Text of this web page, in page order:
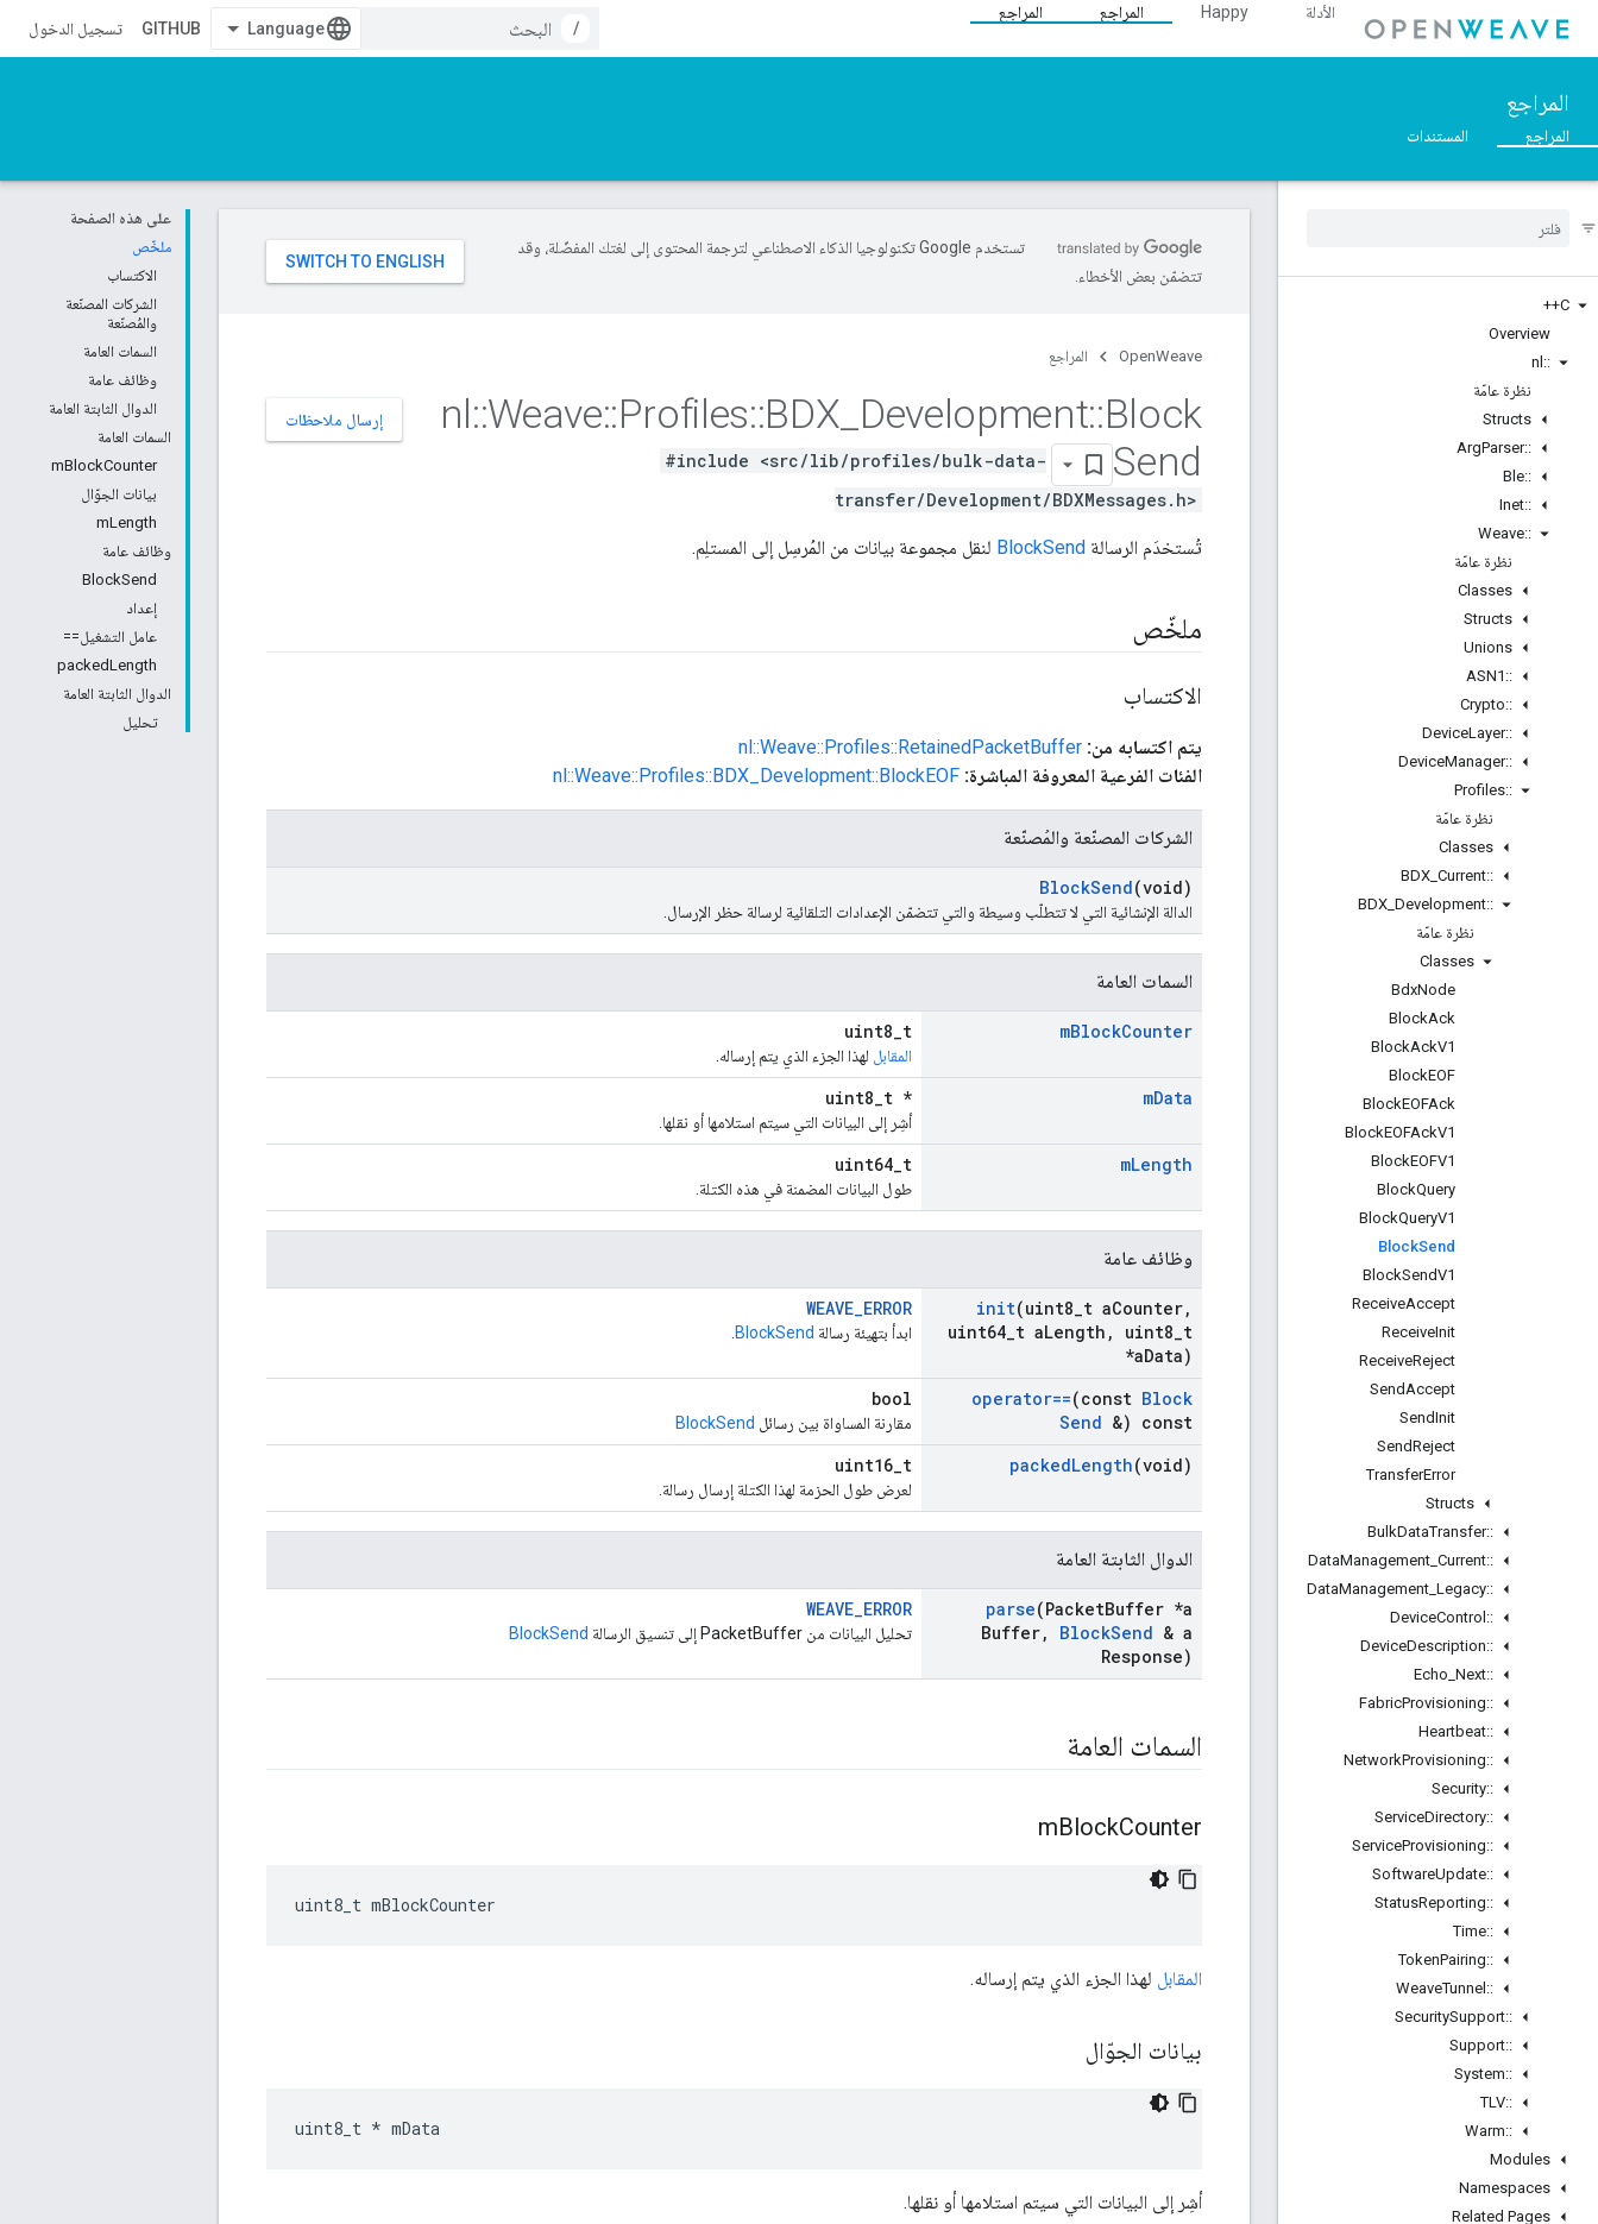
الأدلة Happy المراجع
المراجع
/
GITHUB تسجيل الدخول
المراجع
المراجع المستندات
C++
Overview
::
nl
نظرة عامّة
Structs
::
ArgParser
::
Ble
::
Inet
::
Weave
نظرة عامّة
Classes
Structs
Unions
::
ASN1
::
Crypto
::
DeviceLayer
::
DeviceManager
::
Profiles
نظرة عامّة
Classes
::
BDX Current
::
BDX Development
نظرة عامّة
Classes
BdxNode
BlockAck
BlockAckV1
BlockEOF
BlockEOFAck
BlockEOFAckV1
BlockEOFV1
BlockQuery
BlockQueryV1
BlockSend
BlockSendV1
ReceiveAccept
ReceiveInit
ReceiveReject
SendAccept
SendInit
SendReject
TransferError
Structs
::
BulkDataTransfer
::
DataManagement Current
::
DataManagement Legacy
::
DeviceControl
::
DeviceDescription
::
Echo Next
::
FabricProvisioning
::
Heartbeat
::
NetworkProvisioning
::
Security
::
ServiceDirectory
::
ServiceProvisioning
::
SoftwareUpdate
::
StatusReporting
::
Time
::
TokenPairing
::
WeaveTunnel
::
SecuritySupport
::
Support
::
System
::
TLV
::
Warm
Modules
Namespaces
Related Pages
على هذه الصفحة
ملخّص
الاكتساب
الشركات المصنّعة
والمُصنّعة
السمات العامة
وظائف عامة
الدوال الثابتة العامة
السمات العامة
mBlockCounter
بيانات الجوّال
mLength
وظائف عامة
BlockSend
إعداد
عامل التشغيل==
packedLength
الدوال الثابتة العامة
تحليل
تستخدم Google تكنولوجيا الذكاء الاصطناعي لترجمة المحتوى إلى لغتك المفضّلة، وقد
تتضمّن بعض الأخطاء.
OpenWeave المراجع
إرسال ملاحظات nl::Weave::Profiles::BDX Development::Block
Send
#include <src/lib/profiles/bulk-data-
transfer/Development/BDXMessages.h>
تُستخدَم الرسالة BlockSend لنقل مجموعة بيانات من المُرسِل إلى المستلِم.
ملخّص
الاكتساب
يتم اكتسابه من: nl::Weave::Profiles::RetainedPacketBuffer
الفئات الفرعية المعروفة المباشرة: nl::Weave::Profiles::BDX_Development::BlockEOF
الشركات المصنّعة والمُصنّعة
BlockSend(void)
الدالة الإنشائية التي لا تتطلّب وسيطة والتي تتضمّن الإعدادات التلقائية لرسالة حظر الإرسال.
السمات العامة
mBlockCounter
uint8_t
المقابل لهذا الجزء الذي يتم إرساله.
mData
uint8_t *
أشِر إلى البيانات التي سيتم استلامها أو نقلها.
mLength
uint64_t
طول البيانات المضمنة في هذه الكتلة.
وظائف عامة
init(uint8 t aCounter,
uint64 t aLength , uint8 t
*aData)
WEAVE_ERROR
ابدأ بتهيئة رسالة BlockSend
operator==(const Block
Send &) const
bool
مقارنة المساواة بين رسائل BlockSend
packedLength(void)
uint16_t
لعرض طول الحزمة لهذا الكتلة إرسال رسالة.
الدوال الثابتة العامة
parse(PacketBuffer *a
Buffer, BlockSend & a
Response)
WEAVE_ERROR
تحليل البيانات من PacketBuffer إلى تنسيق الرسالة BlockSend
السمات العامة
mBlockCounter
uint8_t mBlockCounter
المقابل لهذا الجزء الذي يتم إرساله.
بيانات الجوّال
uint8_t * mData
أشِر إلى البيانات التي سيتم استلامها أو نقلها.